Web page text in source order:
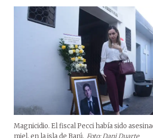
Magnicidio. El fiscal Pecci había sido
miel, en la isla de Barú. Foto: Dani Duarte